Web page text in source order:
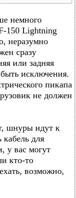
немного
150 Lightning
неразумно
сразу
или задняя
исключения.
пикапа
не должен
шнуры идут к
кабель для
у вас могут
кто-то
возможно,